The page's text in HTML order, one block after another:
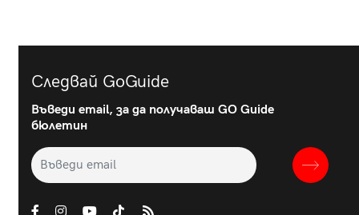
Следвай GoGuide
Въведи email, за да получаваш GO Guide
бюлетин